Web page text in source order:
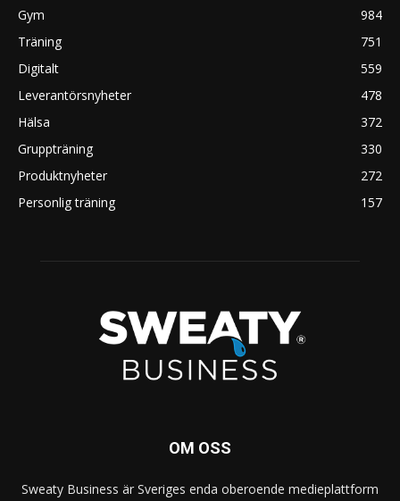
Gym
984
Träning
751
Digitalt
559
Leverantörsnyheter
478
Hälsa
372
Gruppträning
330
Produktnyheter
272
Personlig träning
157
OM OSS
Sweaty Business är Sveriges enda oberoende medieplattform